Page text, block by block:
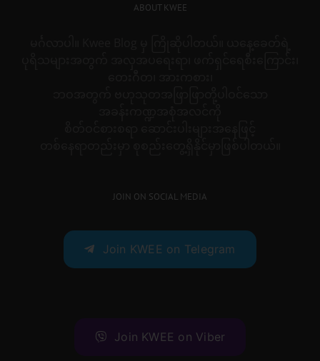
ABOUT KWEE
JOIN ON SOCIAL MEDIA
Join KWEE on Telegram
Join KWEE on Viber